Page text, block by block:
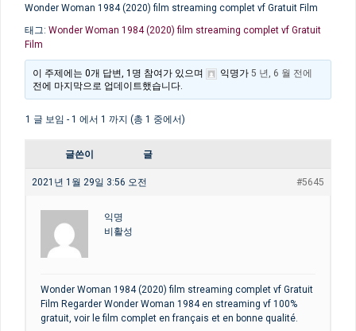
Wonder Woman 1984 (2020) film streaming complet vf Gratuit Film
태그: Wonder Woman 1984 (2020) film streaming complet vf Gratuit
Film
이 주제에는 0개 답변, 1명 참여가 있으며 익명가5 년, 6 월 전에
전에 마지막으로 업데이트했습니다.
1 글 보임 - 1 에서 1 까지 (총 1 중에서)
글쓴이 글
2021년 1월 29일 3:56 오전 #5645
익명
비활성
Wonder Woman 1984 (2020) film streaming complet vf Gratuit
Film Regarder Wonder Woman 1984 en streaming vf 100%
gratuit, voir le film complet en français et en bonne qualité.